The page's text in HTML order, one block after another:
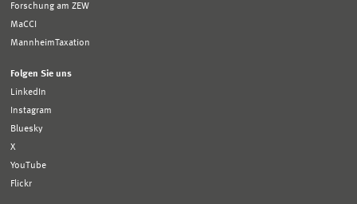
Forschung am ZEW
MaCCI
MannheimTaxation
Folgen Sie uns
LinkedIn
Instagram
Bluesky
X
YouTube
Flickr